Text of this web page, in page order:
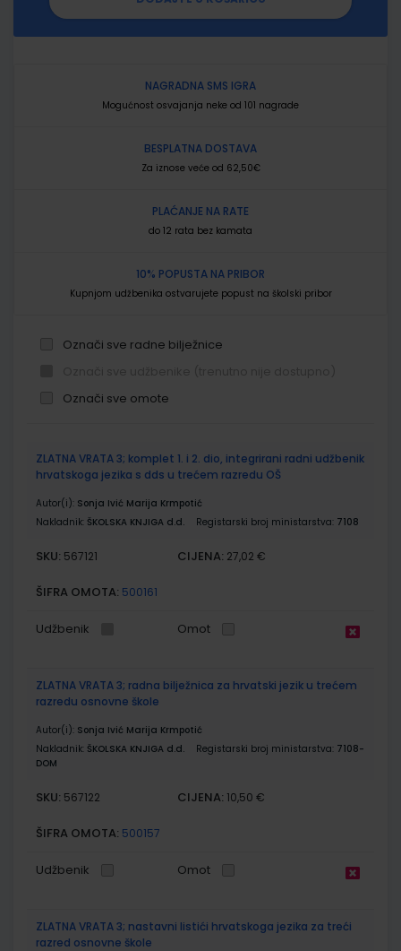
NAGRADNA SMS IGRA
Mogućnost osvajanja neke od 101 nagrade
BESPLATNA DOSTAVA
Za iznose veće od 62,50€
PLAĆANJE NA RATE
do 12 rata bez kamata
10% POPUSTA NA PRIBOR
Kupnjom udžbenika ostvarujete popust na školski pribor
Označi sve radne bilježnice
Označi sve omote
proizvodi
ZLATNA VRATA 3; komplet 1. i 2. dio, integrirani radni udžbenik
hrvatskoga jezika s dds u trećem razredu OŠ
Autor(i): Sonja Ivić Marija Krmpotić
Nakladnik: ŠKOLSKA KNJIGA d.d. Registarski broj ministarstva: 7108
SKU: 567121 CIJENA: 27,02 €
ŠIFRA OMOTA: 500161
Udžbenik Omot
ZLATNA VRATA 3; radna bilježnica za hrvatski jezik u trećem
razredu osnovne škole
Autor(i): Sonja Ivić Marija Krmpotić
Nakladnik: ŠKOLSKA KNJIGA d.d. Registarski broj ministarstva: 7108-
DOM
SKU: 567122 CIJENA: 10,50 €
ŠIFRA OMOTA: 500157
Udžbenik Omot
ZLATNA VRATA 3; nastavni listići hrvatskoga jezika za treći
razred osnovne škole